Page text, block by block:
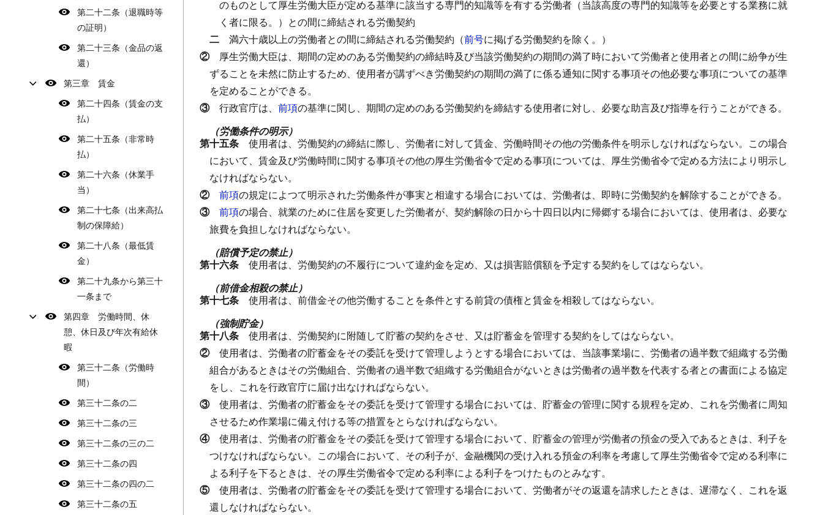
第二十二条（退職時等
の証明）
第二十三条（金品の返
還）
第三章 賃金
第二十四条（賃金の支
払）
第二十五条（非常時
払）
第二十六条（休業手
当）
第二十七条（出来高払
制の保障給）
第二十八条（最低賃
金）
第二十九条から第三十
一条まで
第四章 労働時間、休
憩、休日及び年次有給休
暇
第三十二条（労働時
間）
第三十二条の二
第三十二条の三
第三十二条の三の二
第三十二条の四
第三十二条の四の二
第三十二条の五
のものとして厚生労働大臣が定める基準に該当する専門的知識等を有する労働者（当該高度の専門的知識等を必要とする業務に就
く者に限る。）との間に締結される労働契約
二 満六十歳以上の労働者との間に締結される労働契約（前号に掲げる労働契約を除く。）
② 厚生労働大臣は、期間の定めのある労働契約の締結時及び当該労働契約の期間の満了時において労働者と使用者との間に紛争が生
ずることを未然に防止するため、使用者が講ずべき労働契約の期間の満了に係る通知に関する事項その他必要な事項についての基準
を定めることができる。
③ 行政官庁は、 前項の基準に関し、期間の定めのある労働契約を締結する使用者に対し、必要な助言及び指導を行うことができる。
（労働条件の明示）
第十五条 使用者は、労働契約の締結に際し、労働者に対して賃金、労働時間その他の労働条件を明示しなければならない。 この場合
において、賃金及び労働時間に関する事項その他の厚生労働省令で定める事項については、厚生労働省令で定める方法により明示し
なければならない。
② 前項の規定によつて明示された労働条件が事実と相違する場合においては、労働者は、即時に労働契約を解除することができる。
③ 前項の場合、就業のために住居を変更した労働者が、契約解除の日から十四日以内に帰郷する場合においては、使用者は、必要な
旅費を負担しなければならない。
（賠償予定の禁止）
第十六条 使用者は、労働契約の不履行について違約金を定め、又は損害賠償額を予定する契約をしてはならない。
（前借金相殺の禁止）
第十七条 使用者は、前借金その他労働することを条件とする前貸の債権と賃金を相殺してはならない。
（強制貯金）
第十八条 使用者は、労働契約に附随して貯蓄の契約をさせ、又は貯蓄金を管理する契約をしてはならない。
② 使用者は、労働者の貯蓄金をその委託を受けて管理しようとする場合においては、当該事業場に、労働者の過半数で組織する労働
組合があるときはその労働組合、労働者の過半数で組織する労働組合がないときは労働者の過半数を代表する者との書面による協定
をし、これを行政官庁に届け出なければならない。
③ 使用者は、労働者の貯蓄金をその委託を受けて管理する場合においては、貯蓄金の管理に関する規程を定め、これを労働者に周知
させるため作業場に備え付ける等の措置をとらなければならない。
④ 使用者は、労働者の貯蓄金をその委託を受けて管理する場合において、貯蓄金の管理が労働者の預金の受入であるときは、利子を
つけなければならない。 この場合において、その利子が、金融機関の受け入れる預金の利率を考慮して厚生労働省令で定める利率に
よる利子を下るときは、その厚生労働省令で定める利率による利子をつけたものとみなす。
⑤ 使用者は、労働者の貯蓄金をその委託を受けて管理する場合において、労働者がその返還を請求したときは、遅滞なく、これを返
還しなければならない。